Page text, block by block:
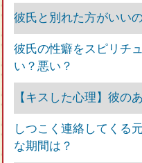
彼氏と別れた方がいい
彼氏の性癖をスピリチ
い？悪い？
【キスした心理】彼の
しつこく連絡してくる
な期間は？